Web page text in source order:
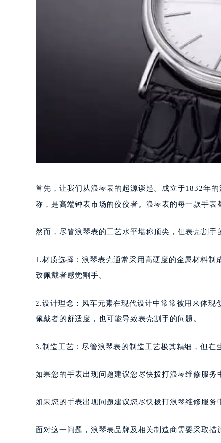
首先，让我们从浪琴表的起源谈起。成立于1832年
称，是高端钟表市场的佼佼者。浪琴表的每一款手
然而，尽管浪琴表的工艺水平堪称顶尖，但表壳割
1.材质选择：浪琴表壳通常采用高硬度的金属材料
致佩戴者感觉割手。
2.设计理念：风车元素在现代设计中常常被用来体
佩戴者的舒适度，也可能导致表壳割手的问题。
3.制造工艺：尽管浪琴表的制造工艺极其精细，但
如果您的手表出现问题建议您尽快拨打浪琴维修服
如果您的手表出现问题建议您尽快拨打浪琴维修服
面对这一问题，浪琴表品牌及相关制造商需要采取措